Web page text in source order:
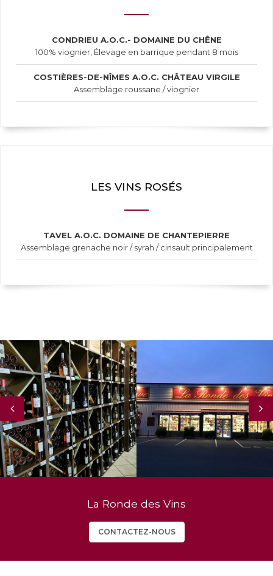
CONDRIEU A.O.C.- DOMAINE DU CHÊNE
100% viognier, Élevage en barrique pendant 8 mois
COSTIÈRES-DE-NÎMES A.O.C. CHÂTEAU VIRGILE
Assemblage roussane / viognier
LES VINS ROSÉS
TAVEL A.O.C. DOMAINE DE CHANTEPIERRE
Assemblage grenache noir / syrah / cinsault principalement
La Ronde des Vins
CONTACTEZ-NOUS